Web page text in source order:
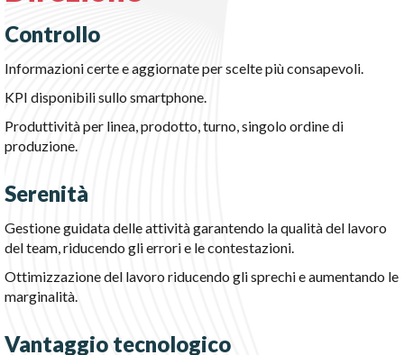
Controllo
Informazioni certe e aggiornate per scelte più consapevoli.
KPI disponibili sullo smartphone.
Produttività per linea, prodotto, turno, singolo ordine di
produzione.
Serenità
Gestione guidata delle attività garantendo la qualità del lavoro
del team, riducendo gli errori e le contestazioni.
Ottimizzazione del lavoro riducendo gli sprechi e aumentando le
marginalità.
Vantaggio tecnologico